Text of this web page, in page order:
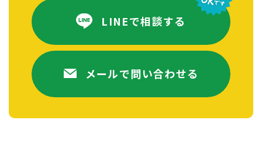
LINEで相談する
メールで問い合わせる